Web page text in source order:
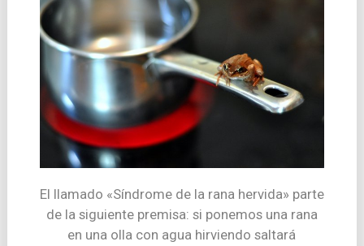
El llamado «Síndrome de la rana hervida» parte
de la siguiente premisa: si ponemos una rana
en una olla con agua hirviendo saltará